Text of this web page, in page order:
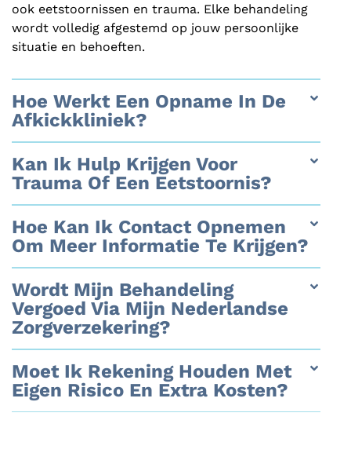
ook eetstoornissen en trauma. Elke behandeling
wordt volledig afgestemd op jouw persoonlijke
situatie en behoeften.
Hoe Werkt Een Opname In De
Afkickkliniek?
Kan Ik Hulp Krijgen Voor
Trauma Of Een Eetstoornis?
Hoe Kan Ik Contact Opnemen
Om Meer Informatie Te Krijgen?
Wordt Mijn Behandeling
Vergoed Via Mijn Nederlandse
Zorgverzekering?
Moet Ik Rekening Houden Met
Eigen Risico En Extra Kosten?